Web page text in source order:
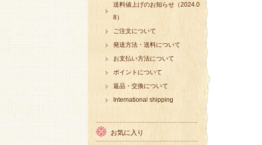
送料値上げのお知らせ（2024.0
8）
ご注文について
発送方法・送料について
お支払い方法について
ポイントについて
返品・交換について
International shipping
お気に入り